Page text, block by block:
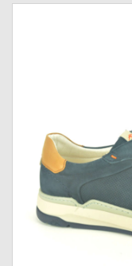
Accessoires